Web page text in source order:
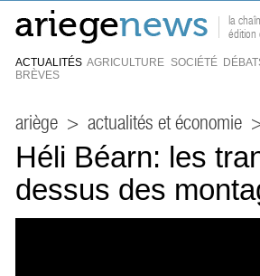
la
édition
ACTUALITÉS AGRICULTURE SOCIÉTÉ
BRÈVES
ariège > actualités et économie
Héli Béarn: les
dessus des